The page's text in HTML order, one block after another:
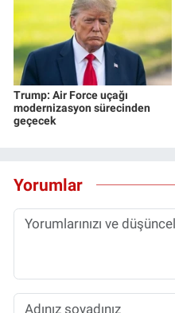
Trump: Air Force uçağı
modernizasyon sürecinden
geçecek
Yorumlar